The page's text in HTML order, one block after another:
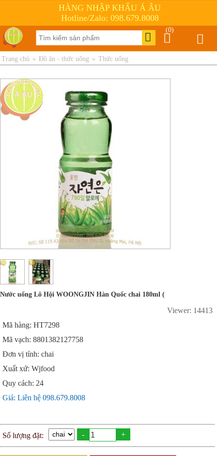
HÀNG NHẬP KHẨU Á ÂU
Hotline/Zalo: 098.679.8008
(0)
Trang chủ » Đồ ăn - thức uống » Thức uống
Nước uống Lô Hội WOONGJIN Hàn Quốc chai 180ml (
Viewer: 14413
Mã hàng: HT7298
Mã vạch: 8801382127758
Đơn vị tính: chai
Xuất xứ: Wjfood
Quy cách: 24
Giá: Liên hệ 098.679.8008
Số lượng đặt: - +